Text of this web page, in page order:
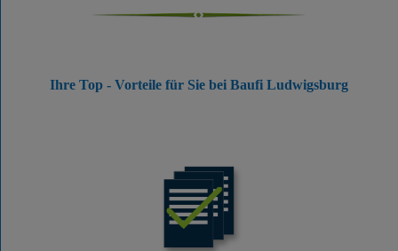
Ihre Top - Vorteile für Sie bei Baufi Ludwigsburg